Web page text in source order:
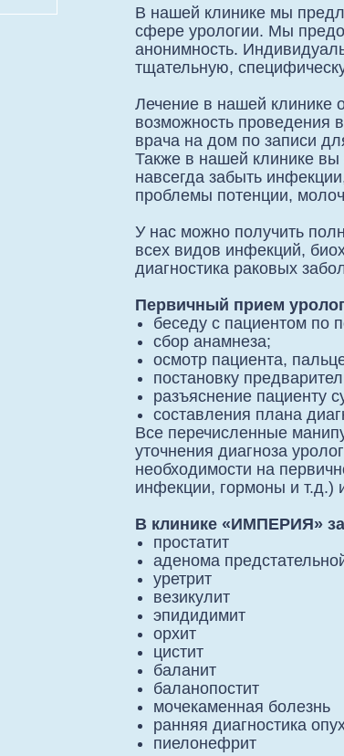
В нашей клинике мы
сфере урологии. Мы
анонимность.
тщательную,
Лечение в нашей клинике
возможность проведения
врача на дом по записи
Также в нашей клинике
навсегда забыть
проблемы потенции,
У нас можно получить
всех видов инфекций,
диагностика раковых
Первичный прием
беседу с пациентом по
сбор анамнеза;
осмотр пациента,
постановку
разъяснение пациенту
составления плана
Все перечисленные
уточнения диагноза
необходимости на
инфекции, гормоны и т.д.)
В клинике «ИМПЕРИЯ»
простатит
аденома
уретрит
везикулит
эпидидимит
орхит
цистит
баланит
баланопостит
мочекаменная болезнь
ранняя диагностика
пиелонефрит